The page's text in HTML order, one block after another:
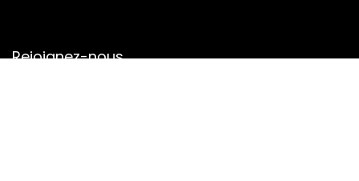
Rejoignez-nous